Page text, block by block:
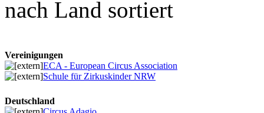
nach Land sortiert
Vereinigungen
ECA - European Circus Association
Schule für Zirkuskinder NRW
Deutschland